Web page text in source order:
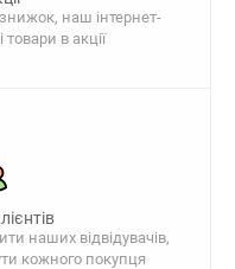
наш інтернет-
в акції
наших відвідувачів,
кожного покупця